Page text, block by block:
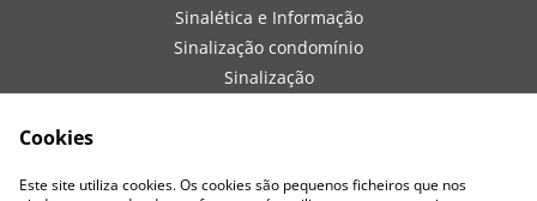
Sinalética e Informação
Sinalização condomínio
Sinalização
embarcações
Vestuário
Cookies
Este site utiliza cookies. Os cookies são pequenos ficheiros que nos